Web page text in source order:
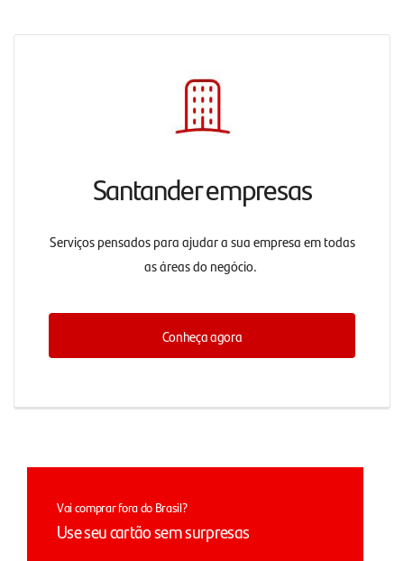
Santander empresas
Serviços pensados para ajudar a sua empresa em todas
as áreas do negócio.
Conheça agora
Vai comprar fora do Brasil?
Use seu cartão sem surpresas